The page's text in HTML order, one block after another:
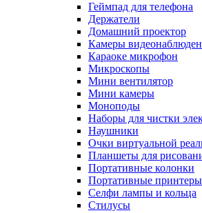
Геймпад для телефона
Держатели
Домашний проектор
Камеры
Караоке микрофон
Микроскопы
Мини вентилятор
Мини камеры
Моноподы
Наборы для чистки
Наушники
Очки виртуальной
Планшеты для
Портативные колонки
Портативные принтеры
Селфи лампы и кольца
Стилусы